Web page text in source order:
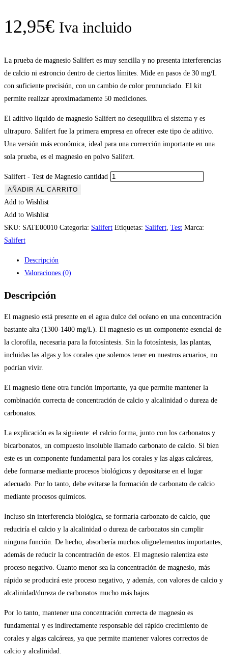
12,95€ Iva incluido
La prueba de magnesio Salifert es muy sencilla y no presenta interferencias
de calcio ni estroncio dentro de ciertos límites. Mide en pasos de 30 mg/L
con suficiente precisión, con un cambio de color pronunciado. El kit
permite realizar aproximadamente 50 mediciones.
El aditivo líquido de magnesio Salifert no desequilibra el sistema y es
ultrapuro. Salifert fue la primera empresa en ofrecer este tipo de aditivo.
Una versión más económica, ideal para una corrección importante en una
sola prueba, es el magnesio en polvo Salifert.
Salifert - Test de Magnesio cantidad
AÑADIR AL CARRITO
Add to Wishlist
Add to Wishlist
SKU: SATE00010 Categoría: Salifert Etiquetas: Salifert Test Marca:
Salifert
Descripción
Valoraciones (0)
Descripción
El magnesio está presente en el agua dulce del océano en una concentración
bastante alta (1300-1400 mg/L). El magnesio es un componente esencial de
la clorofila, necesaria para la fotosíntesis. Sin la fotosíntesis, las plantas,
incluidas las algas y los corales que solemos tener en nuestros acuarios, no
podrían vivir.
El magnesio tiene otra función importante, ya que permite mantener la
combinación correcta de concentración de calcio y alcalinidad o dureza de
carbonatos.
La explicación es la siguiente: el calcio forma, junto con los carbonatos y
bicarbonatos, un compuesto insoluble llamado carbonato de calcio. Si bien
este es un componente fundamental para los corales y las algas calcáreas,
debe formarse mediante procesos biológicos y depositarse en el lugar
adecuado. Por lo tanto, debe evitarse la formación de carbonato de calcio
mediante procesos químicos.
Incluso sin interferencia biológica, se formaría carbonato de calcio, que
reduciría el calcio y la alcalinidad o dureza de carbonatos sin cumplir
ninguna función. De hecho, absorbería muchos oligoelementos importantes,
además de reducir la concentración de estos. El magnesio ralentiza este
proceso negativo. Cuanto menor sea la concentración de magnesio, más
rápido se producirá este proceso negativo, y además, con valores de calcio y
alcalinidad/dureza de carbonatos mucho más bajos.
Por lo tanto, mantener una concentración correcta de magnesio es
fundamental y es indirectamente responsable del rápido crecimiento de
corales y algas calcáreas, ya que permite mantener valores correctos de
calcio y alcalinidad.